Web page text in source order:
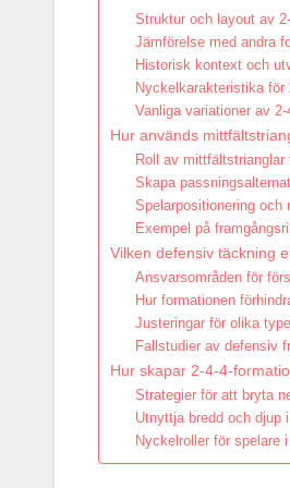
Struktur och layout av
Jämförelse med andra
Historisk kontext och
Nyckelkarakteristika för
Vanliga variationer av
Hur används
Roll av mittfältstrianglar
Skapa
Spelarpositionering och
Exempel på
Vilken defensiv täckning
Ansvarsområden för
Hur formationen
Justeringar för olika
Fallstudier av defensiv
Hur skapar 2-4-4-
Strategier för att bryta
Utnyttja bredd och djup
Nyckelroller för spelare